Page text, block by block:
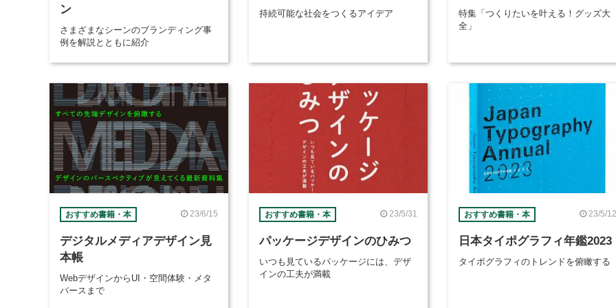
ン
さまざまなシーンのブランディング事
例を解説とともに紹介
持続可能な社会をつくるアイデア
特集「つくりたいを叶える！グッズ大
全」
おすすめ書籍・本 23/6/15
デジタルメディアデザイン見
本帳
WebデザインからUI・空間体験・メタ
バースまで
おすすめ書籍・本 23/5/31
パッケージデザインのひみつ
いつも見ているパッケージには、デザ
インの工夫が満載
おすすめ書籍・本 23/5/12
日本タイポグラフィ年鑑2023
タイポグラフィのトレンドを俯瞰する